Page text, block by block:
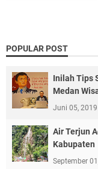
POPULAR POST
Inilah Tips
Medan
Juni 05, 2019
Air Terjun
Kabupaten
September